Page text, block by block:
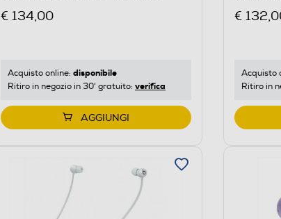
€ 134,00
Acquisto online: disponibile
Ritiro in negozio in 30' gratuito: verifica
AGGIUNGI
€
Acquisto
Ritiro in